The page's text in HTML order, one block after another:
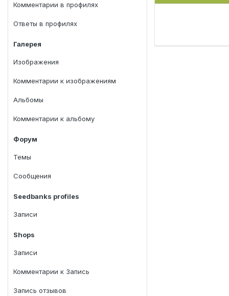
Комментарии в профилях
Ответы в профилях
Галерея
Изображения
Комментарии к изображениям
Альбомы
Комментарии к альбому
Форум
Темы
Сообщения
Seedbanks profiles
Записи
Shops
Записи
Комментарии к Запись
Запись отзывов